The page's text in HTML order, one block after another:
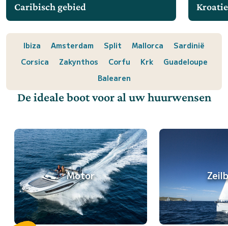
Caribisch gebied Kroatie
Ibiza Amsterdam Split Mallorca
Sardinië
Corsica
Zakynthos Corfu Krk
Guadeloupe
Balearen
De ideale boot voor al uw huurwensen
Motor